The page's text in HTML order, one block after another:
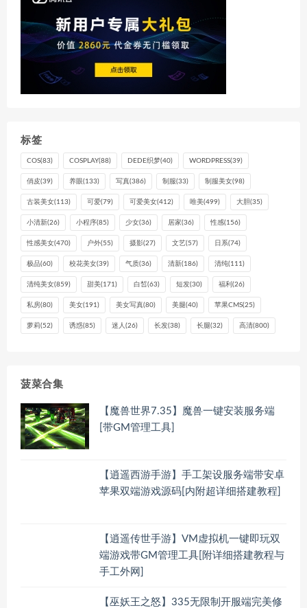
标签
COS(83) COSPLAY(88) DEDE织梦(40) WORDPRESS(39)
俏皮(39) 养眼(133) 写真(386) 制服(33) 制服美女(98)
古装美女(113) 可爱(79) 可爱美女(412) 唯美(499) 大胆(35)
小清新(26) 小程序(85) 少女(36) 居家(36) 性感(156)
性感美女(470) 户外(55) 摄影(27) 文艺(57) 日系(74)
极品(60) 校花美女(39) 气质(36) 清新(186) 清纯(111)
清纯美女(859) 甜美(171) 白皙(63) 短发(30) 福利 (26)
私房(80) 美女(191) 美女写真(80) 美腿(40) 苹果CMS(25)
萝莉(52) 诱惑(85) 迷人 (26) 长发(38) 长腿(32) 高清(800)
菠菜合集
【魔兽世界7.35】魔兽一键安装服务端
[带GM管理工具]
【逍遥西游手游】手工架设服务端带安卓
苹果双端游戏源码[内附超详细搭建教程]
【逍遥传世手游】VM虚拟机一键即玩双
端游戏带GM管理工具[附详细搭建教程与
手工外网]
【巫妖王之怒】335无限制开服端完美修